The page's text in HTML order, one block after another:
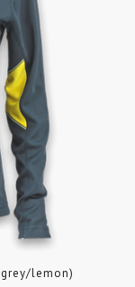
grey/lemon)